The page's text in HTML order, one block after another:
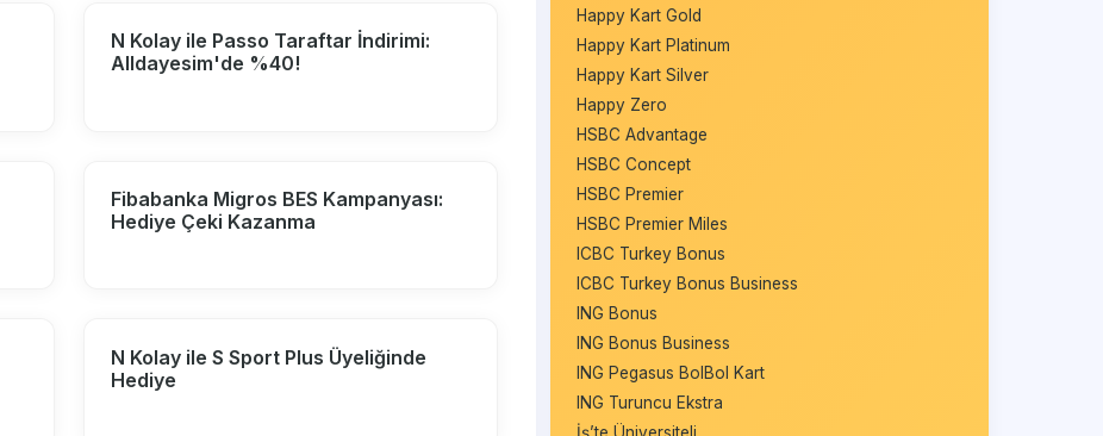
N Kolay ile Passo Taraftar İndirimi:
Alldayesim'de %40!
Fibabanka Migros BES Kampanyası:
Hediye Çeki Kazanma
N Kolay ile S Sport Plus Üyeliğinde
Hediye
Happy Kart Gold
Happy Kart Platinum
Happy Kart Silver
Happy Zero
HSBC Advantage
HSBC Concept
HSBC Premier
HSBC Premier Miles
ICBC Turkey Bonus
ICBC Turkey Bonus Business
ING Bonus
ING Bonus Business
ING Pegasus BolBol Kart
ING Turuncu Ekstra
İş’te Üniversiteli